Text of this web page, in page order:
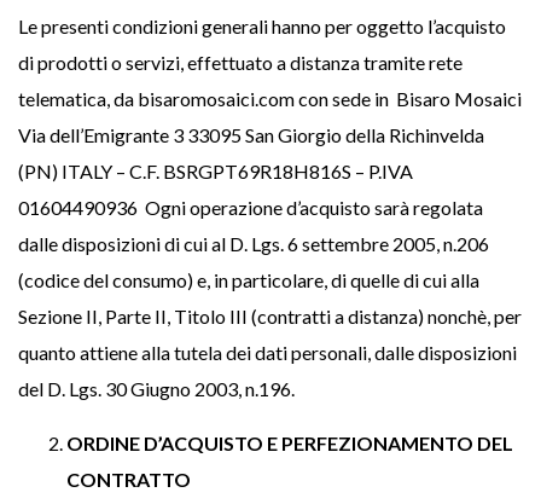
Le presenti condizioni generali hanno per oggetto l’acquisto
di prodotti o servizi, effettuato a distanza tramite rete
telematica, da bisaromosaici.com con sede in Bisaro Mosaici
Via dell’Emigrante 3 33095 San Giorgio della Richinvelda
(PN) ITALY – C.F. BSRGPT69R18H816S – P.IVA
01604490936 Ogni operazione d’acquisto sarà regolata
dalle disposizioni di cui al D. Lgs. 6 settembre 2005, n.206
(codice del consumo) e, in particolare, di quelle di cui alla
Sezione II, Parte II, Titolo III (contratti a distanza) nonchè, per
quanto attiene alla tutela dei dati personali, dalle disposizioni
del D. Lgs. 30 Giugno 2003, n.196.
ORDINE D’ACQUISTO E PERFEZIONAMENTO DEL
CONTRATTO